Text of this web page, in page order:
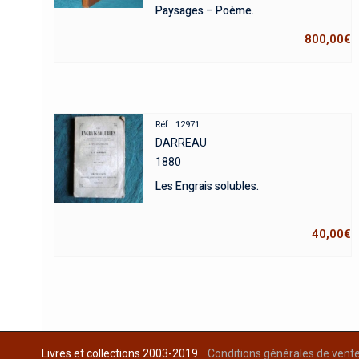
Paysages – Poème.
800,00€
Réf : 12971
DARREAU
1880
Les Engrais solubles.
40,00€
Livres et collections 2003-2019 Conditions générales de